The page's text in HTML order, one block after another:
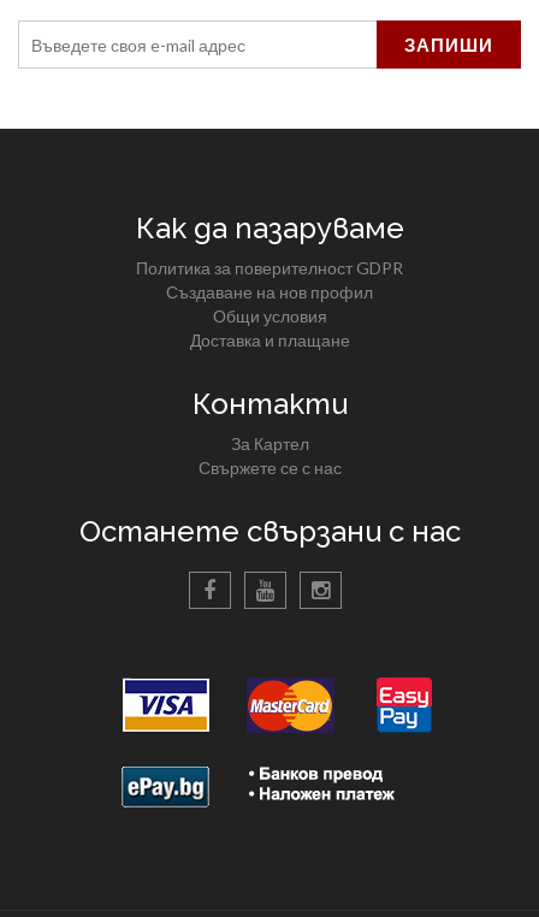
Как да пазаруваме
Политика за поверителност GDPR
Създаване на нов профил
Общи условия
Доставка и плащане
Контакти
За Картел
Свържете се с нас
Останете свързани с нас